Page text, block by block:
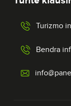
Turizmo
Bendra